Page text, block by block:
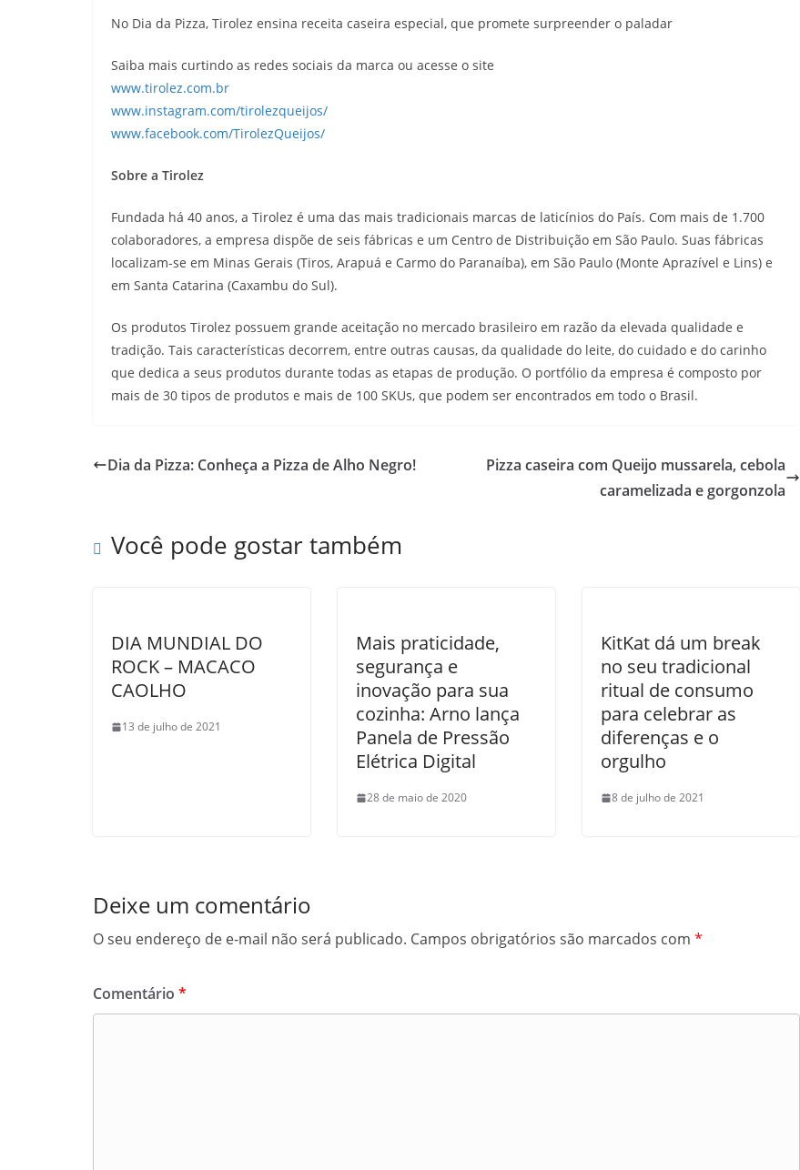
No Dia da Pizza, Tirolez ensina receita caseira especial, que promete surpreender o paladar
Saiba mais curtindo as redes sociais da marca ou acesse o site
www.tirolez.com.br
www.instagram.com/tirolezqueijos/
www.facebook.com/TirolezQueijos/
Sobre a Tirolez
Fundada há 40 anos, a Tirolez é uma das mais tradicionais marcas de laticínios do País. Com mais de 1.700
colaboradores, a empresa dispõe de seis fábricas e um Centro de Distribuição em São Paulo. Suas fábricas
localizam-se em Minas Gerais (Tiros, Arapuá e Carmo do Paranaíba), em São Paulo (Monte Aprazível e Lins) e
em Santa Catarina (Caxambu do Sul).
Os produtos Tirolez possuem grande aceitação no mercado brasileiro em razão da elevada qualidade e
tradição. Tais características decorrem, entre outras causas, da qualidade do leite, do cuidado e do carinho
que dedica a seus produtos durante todas as etapas de produção. O portfólio da empresa é composto por
mais de 30 tipos de produtos e mais de 100 SKUs, que podem ser encontrados em todo o Brasil.
Dia da Pizza: Conheça a Pizza de Alho Negro!
Pizza caseira com Queijo mussarela, cebola
caramelizada e gorgonzola
Você pode gostar também
DIA MUNDIAL DO
ROCK – MACACO
CAOLHO
13 de julho de 2021
Mais praticidade,
segurança e
inovação para sua
cozinha: Arno lança
Panela de Pressão
Elétrica Digital
28 de maio de 2020
KitKat dá um break
no seu tradicional
ritual de consumo
para celebrar as
diferenças e o
orgulho
8 de julho de 2021
Deixe um comentário
O seu endereço de e-mail não será publicado. Campos obrigatórios são marcados com *
Comentário *